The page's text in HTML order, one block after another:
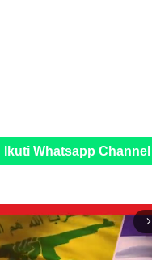
Ikuti Whatsapp
arrow_forward_ios